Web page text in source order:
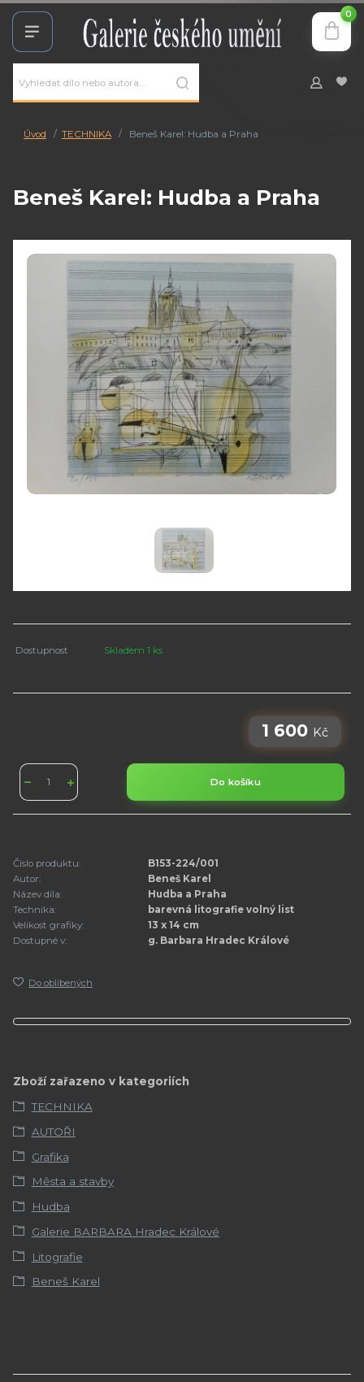
0
Úvod TECHNIKA Beneš Karel: Hudba a Praha
Beneš Karel: Hudba a Praha
Dostupnost Skladem 1 ks
1 600 Kč
Do košíku
Číslo produktu:
B153-224/001
Autor:
Beneš Karel
Název díla:
Hudba a Praha
Technika:
barevná litografie volný list
Velikost grafiky:
13 x 14 cm
Dostupné v:
g. Barbara Hradec Králové
Do oblíbených
Zboží zařazeno v kategoriích
TECHNIKA
AUTOŘI
Grafika
Města a stavby
Hudba
Galerie BARBARA Hradec Králové
Litografie
Beneš Karel